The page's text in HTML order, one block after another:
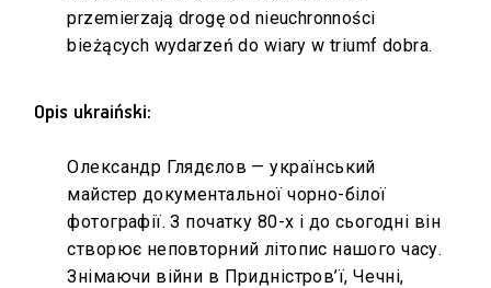
przemierzają drogę od nieuchronności
bieżących wydarzeń do wiary w triumf dobra.
Opis ukraiński:
Олександр Глядєлов — український
майстер документальної чорно-білої
фотографії. З початку 80-х і до сьогодні він
створює неповторний літопис нашого часу.
Знімаючи війни в Придністров’ї, Чечні,